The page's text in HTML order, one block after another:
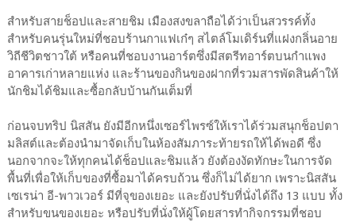
สำหรับสายช็อปและสายชิม เมืองสงขลาถือได้ว่าเป็นสวรรค์ทั้ง
สำหรับคนรุ่นใหม่ที่ชอบร้านกาแฟเก๋ๆ สไตล์โมเดิร์นที่แฝงกลิ่นอาย
วิถีชีวิตชาวใต้ หรือคนที่ชอบงานอาร์ตซึ่งมีสตรีทอาร์ตบนกำแพง
อาคารเก่าหลายแห่ง และร้านของกินของฝากที่รวมสารพัดสินค้าให้
นักชิมได้ชิมและซื้อกลับบ้านกันเต็มที่
ก่อนจบทริป นิสสัน ยังมีอีกหนึ่งเซอร์ไพรซ์ให้เราได้ร่วมสนุกช็อปตา
มลิสต์และต้องนำมาจัดเก็บในห้องสัมภาระท้ายรถให้ได้พอดี ซึ่ง
นอกจากจะให้ทุกคนได้ช็อปและชิมแล้ว ยังต้องงัดทักษะในการจัด
พื้นที่เพื่อให้เก็บของที่ซื้อมาได้ครบถ้วน ซึ่งก็ไม่ได้ยาก เพราะนิสสัน
เซเรน่า อี-พาวเวอร์ มีที่จุของเยอะ และยังปรับที่นั่งได้ถึง 13 แบบ ทั้ง
สำหรับขนของเยอะ หรือปรับที่นั่งให้ผู้โดยสารทำกิจกรรมที่ชอบ